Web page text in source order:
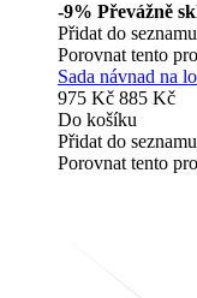
-9% Převážně
Přidat do
Porovnat tento
Sada návnad na
975 Kč 885 Kč
Do košíku
Přidat do
Porovnat tento